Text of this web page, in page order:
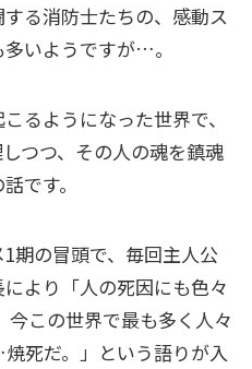
る消防士たちの、感動ス
いようですが…。
るようになった世界で、
つつ、その人の魂を鎮魂
です。
期の冒頭で、毎回主人公
より「人の死因にも色々
今この世界で最も多く人々
死だ。」という語りが入